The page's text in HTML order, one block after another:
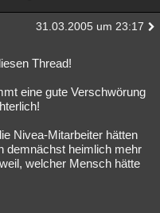
31.03.2005 um 23:17
Thread!
eine gute Verschwörung
Nivea-Mitarbeiter hätten
demnächst heimlich mehr
welcher Mensch hätte